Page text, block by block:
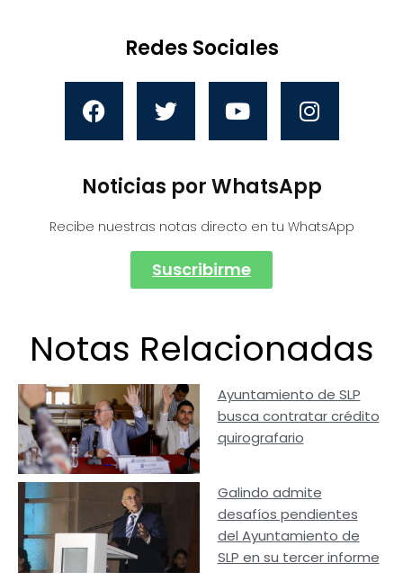
Redes Sociales
Noticias por WhatsApp
Recibe nuestras notas directo en tu WhatsApp
Suscribirme
Notas Relacionadas
Ayuntamiento de SLP
busca contratar crédito
quirografario
Galindo admite
desafíos pendientes
del Ayuntamiento de
SLP en su tercer informe